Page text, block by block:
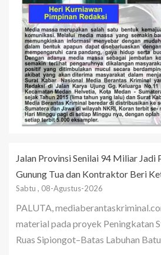
Jalan Provinsi Senilai 94 Miliar Jadi
Gunung Tua dan Kontraktor Beri
Sabtu , 08-Agustus-2026
PALUTA,
material pada proyek Peningkatan
Ruas Sipiongot–Batas Labuhan